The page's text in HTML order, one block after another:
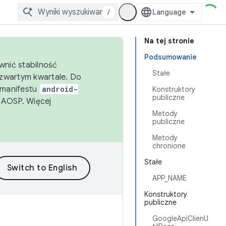
/
Na tej stronie
Podsumowanie
Stałe
Konstruktory
publiczne
Metody
publiczne
Metody
chronione
Stałe
APP_NAME
Konstruktory
publiczne
GoogleApiClienU
stabilność
kwartale. Do
android-
Więcej